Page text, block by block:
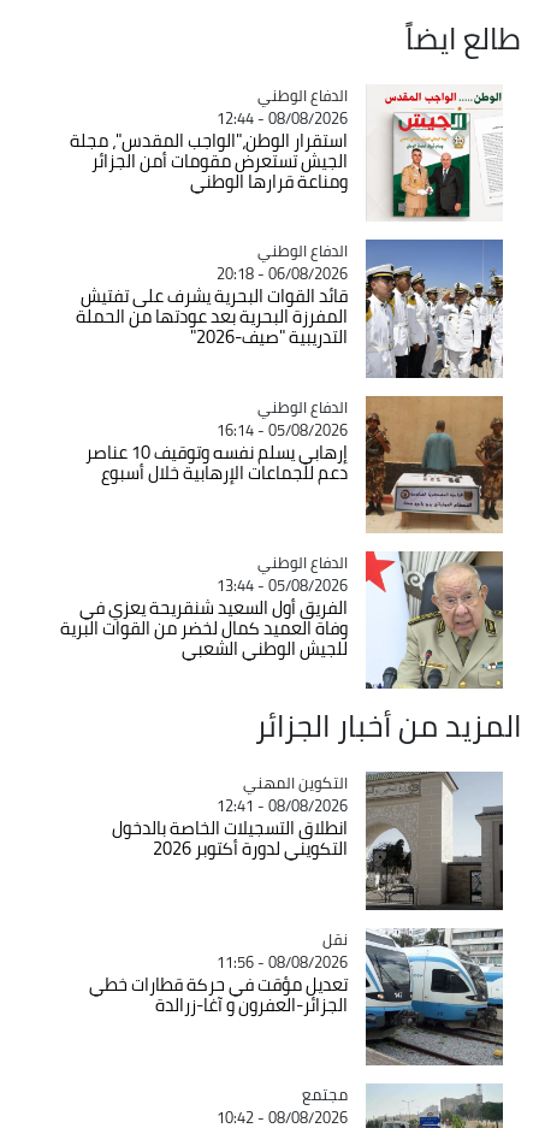
طالع ايضاً
Catégorie
الدفاع الوطني
08/08/2026 - 12:44
استقرار الوطن،"الواجب المقدس"، مجلة
الجيش تستعرض مقومات أمن الجزائر
ومناعة قرارها الوطني
Catégorie
الدفاع الوطني
06/08/2026 - 20:18
قائد القوات البحرية يشرف على تفتيش
المفرزة البحرية بعد عودتها من الحملة
التدريبية "صيف-2026"
Catégorie
الدفاع الوطني
05/08/2026 - 16:14
إرهابي يسلم نفسه وتوقيف 10 عناصر
دعم للجماعات الإرهابية خلال أسبوع
Catégorie
الدفاع الوطني
05/08/2026 - 13:44
الفريق أول السعيد شنقريحة يعزي في
وفاة العميد كمال لخضر من القوات البرية
للجيش الوطني الشعبي
المزيد من أخبار الجزائر
Catégorie
التكوين المهني
08/08/2026 - 12:41
انطلاق التسجيلات الخاصة بالدخول
التكويني لدورة أكتوبر 2026
Catégorie
نقل
08/08/2026 - 11:56
تعديل مؤقت في حركة قطارات خطي
الجزائر-العفرون و آغا-زرالدة
Catégorie
مجتمع
08/08/2026 - 10:42